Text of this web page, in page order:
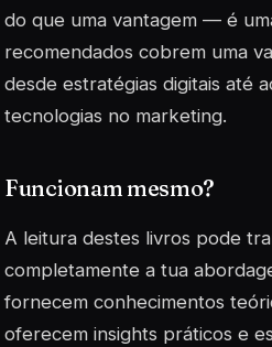
do que uma vantagem — é
recomendados cobrem uma
desde estratégias digitais até
tecnologias no marketing.
Funcionam mesmo?
A leitura destes livros pode
completamente a tua
fornecem conhecimentos
oferecem insights práticos e